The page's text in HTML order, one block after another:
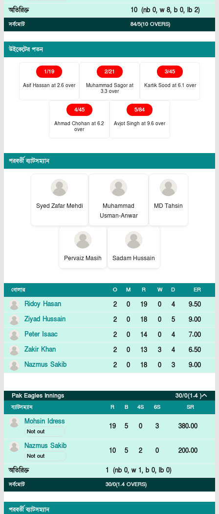
অতিরিক্ত 10 (nb 0, w 8, b 0, lb 2)
সর্বমোট 84/5(10 OVERS)
উইকেটের পতন
1/19
Asif Hassan at 2.6 over
2/21
Muhammad Sagorat
3.3 over
3/45
Kartik Sood at 6.1 over
4/45
Ahmad Chohan at6.2
over
5/84
Avjot Singh at9.6 over
পরবর্তী ব্যাটসম্যান
Syed Zafar Mehdi
Muhammad
Usman-Anwar
MD Tahsin
Pervaiz Masih Sadam Hussain
বোলার O M R W D ER
Ridoy Hasan 2 0 19 0 4
9.50
Ziyad Hussain
2 0 18 0 5
9.00
Peter Isaac
2 0 14 0 4
7.00
Zakir Khan
2 0 13 3 4
6.50
Nazmus Sakib
2 0 18 0 3 9.00
Pak Eagles Innings 30/0(1.4 )
ব্যাটসম্যান R B 4S 6S SR
Mohsin Idress
Not out
19 5 0 3 380.00
Nazmus Sakib
Not out
10 5 2 0 200.00
অতিরিক্ত 1 (nb 0, w 1, b 0, lb 0)
সর্বমোট 30/0(1.4 OVERS)
পরবর্তী ব্যাটসম্যান